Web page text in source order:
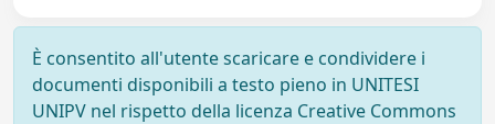
È consentito all'utente scaricare e condividere i
documenti disponibili a testo pieno in UNITESI
UNIPV nel rispetto della licenza Creative Commons